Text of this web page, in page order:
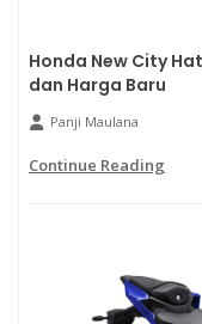
Honda New City
dan Harga Baru
Panji Maulana
Continue Reading